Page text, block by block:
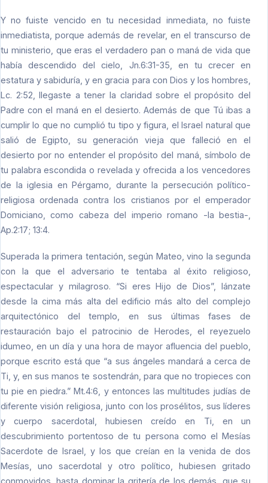
Y no fuiste vencido en tu necesidad inmediata, no fuiste
inmediatista, porque además de revelar, en el transcurso de
tu ministerio, que eras el verdadero pan o maná de vida que
había descendido del cielo, Jn.6:31-35, en tu crecer en
estatura y sabiduría, y en gracia para con Dios y los hombres,
Lc. 2:52, llegaste a tener la claridad sobre el propósito del
Padre con el maná en el desierto. Además de que Tú ibas a
cumplir lo que no cumplió tu tipo y figura, el Israel natural que
salió de Egipto, su generación vieja que falleció en el
desierto por no entender el propósito del maná, símbolo de
tu palabra escondida o revelada y ofrecida a los vencedores
de la iglesia en Pérgamo, durante la persecución político-
religiosa ordenada contra los cristianos por el emperador
Domiciano, como cabeza del imperio romano -la bestia-,
Ap.2:17; 13:4.
Superada la primera tentación, según Mateo, vino la segunda
con la que el adversario te tentaba al éxito religioso,
espectacular y milagroso. “Si eres Hijo de Dios”, lánzate
desde la cima más alta del edificio más alto del complejo
arquitectónico del templo, en sus últimas fases de
restauración bajo el patrocinio de Herodes, el reyezuelo
idumeo, en un día y una hora de mayor afluencia del pueblo,
porque escrito está que “a sus ángeles mandará a cerca de
Ti, y, en sus manos te sostendrán, para que no tropieces con
tu pie en piedra.” Mt.4:6, y entonces las multitudes judías de
diferente visión religiosa, junto con los prosélitos, sus líderes
y cuerpo sacerdotal, hubiesen creído en Ti, en un
descubrimiento portentoso de tu persona como el Mesías
Sacerdote de Israel, y los que creían en la venida de dos
Mesías, uno sacerdotal y otro político, hubiesen gritado
conmovidos, hasta dominar la gritería de los demás, que su